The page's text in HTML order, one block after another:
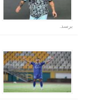
برسد.